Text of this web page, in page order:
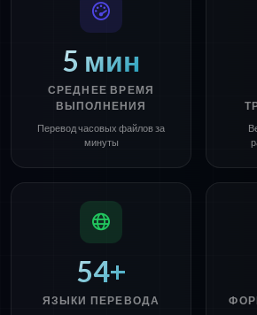
5 мин
СРЕДНЕЕ ВРЕМЯ
ВЫПОЛНЕНИЯ
Перевод часовых файлов за
минуты
54+
ЯЗЫКИ ПЕРЕВОДА